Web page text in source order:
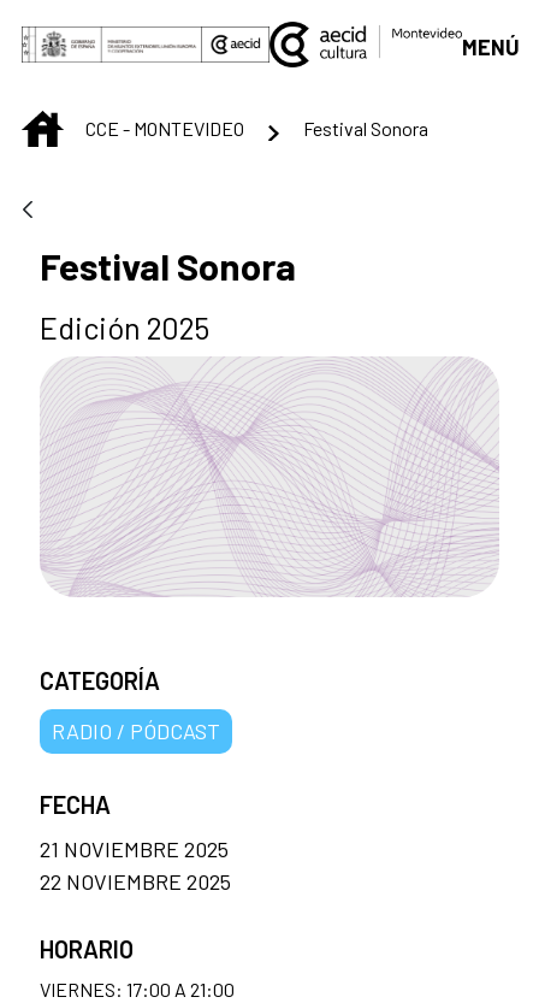
Saltar al contenido principal
MENÚ
INICIOCCE - MONTEVIDEO Festival Sonora
Festival Sonora
Edición 2025
CATEGORÍA
RADIO / PÓDCAST
FECHA
21 NOVIEMBRE 2025
22 NOVIEMBRE 2025
HORARIO
VIERNES: 17:00 A 21:00